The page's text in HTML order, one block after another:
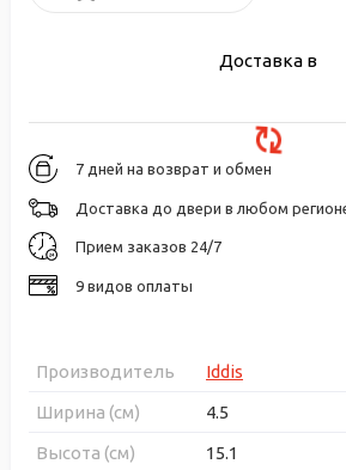
Доставка в
7 дней на возврат и обмен
Доставка до двери в любом
Прием заказов 24/7
9 видов оплаты
Производитель
Iddis
Ширина (см)
4.5
Высота (см)
15.1